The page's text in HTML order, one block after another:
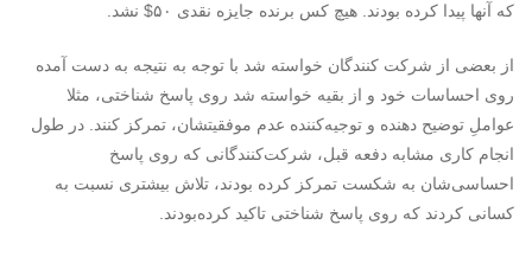
که آنها پیدا کرده بودند. هیچ کس برنده جایزه نقدی ۵۰$ نشد.
از بعضی از شرکت کنندگان خواسته شد با توجه به نتیجه به دست آمده
روی احساسات خود و از بقیه خواسته شد روی پاسخ شناختی، مثلا
عواملِ توضیح دهنده و توجیه‌کننده عدم موفقیتشان، تمرکز کنند. در طول
انجام کاری مشابه دفعه قبل، شرکت‌کنندگانی که روی پاسخ
احساسی‌شان به شکست تمرکز کرده بودند، تلاش بیشتری نسبت به
کسانی کردند که روی پاسخ شناختی تاکید کرده‌بودند.